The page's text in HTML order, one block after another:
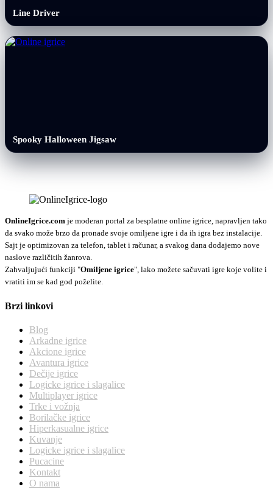
Line Driver
Spooky Halloween Jigsaw
OnlineIgrice.com je moderan portal za besplatne online igrice, napravljen tako
da svako može brzo da pronađe svoje omiljene igre i da ih igra bez instalacije.
Sajt je optimizovan za telefon, tablet i računar, a svakog dana dodajemo nove
naslove različitih žanrova.
Zahvaljujući funkciji "Omiljene igrice", lako možete sačuvati igre koje volite i
vratiti im se kad god poželite.
Brzi linkovi
Blog
Arkadne igrice
Akcione igrice
Avantura igrice
Dečije igrice
Logicke igrice i slagalice
Multiplayer igrice
Trke i vožnja
Borilačke igrice
Hiperkasualne igrice
Kuvanje
Logicke igrice i slagalice
Pucacine
Kontakt
O nama